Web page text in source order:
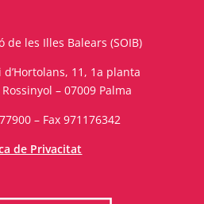
de les Illes Balears (SOIB)
11, 1a planta
– 07009 Palma
– Fax 971176342
de Privacitat